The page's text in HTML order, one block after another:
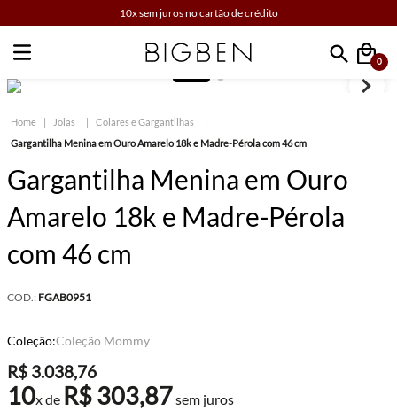
10x sem juros no cartão de crédito
Faça sua busca
0
Joias
Colares e Gargantilhas
Gargantilha Menina em Ouro Amarelo 18k e Madre-Pérola com 46 cm
Gargantilha Menina em Ouro
Amarelo 18k e Madre-Pérola
com 46 cm
COD.: FGAB0951
Coleção:Coleção Mommy
R$ 3.038,76
10x de R$303,87sem juros